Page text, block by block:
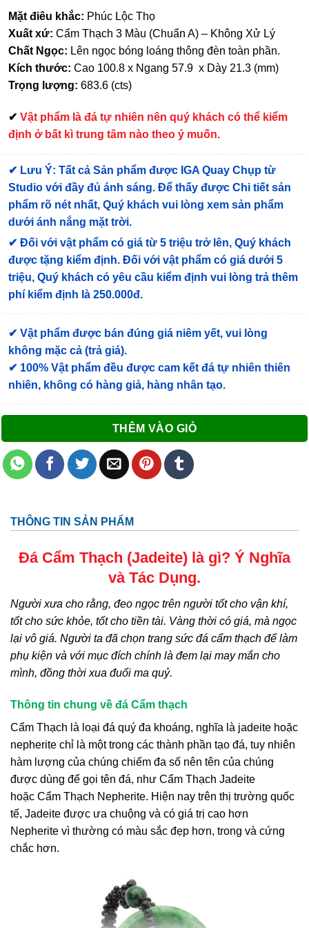
Mặt điêu khắc: Phúc Lộc Thọ
Xuất xứ: Cẩm Thạch 3 Màu (Chuẩn A) – Không Xử Lý
Chất Ngọc: Lên ngọc bóng loáng thông đèn toàn phần.
Kích thước: Cao 100.8 x Ngang 57.9 x Dày 21.3 (mm)
Trọng lượng: 683.6 (cts)
✔ Vật phẩm là đá tự nhiên nên quý khách có thể kiểm
định ở bất kì trung tâm nào theo ý muốn.
✔ Lưu Ý: Tất cả Sản phẩm được IGA Quay Chụp từ
Studio với đầy đủ ánh sáng. Để thấy được Chi tiết sản
phẩm rõ nét nhất, Quý khách vui lòng xem sản phẩm
dưới ánh nắng mặt trời.
✔ Đối với vật phẩm có giá từ 5 triệu trở lên, Quý khách
được tặng kiểm định. Đối với vật phẩm có giá dưới 5
triệu, Quý khách có yêu cầu kiểm định vui lòng trả thêm
phí kiểm định là 250.000đ.
✔ Vật phẩm được bán đúng giá niêm yết, vui lòng
không mặc cả (trả giá).
✔ 100% Vật phẩm đều được cam kết đá tự nhiên thiên
nhiên, không có hàng giả, hàng nhân tạo.
THÊM VÀO GIỎ
THÔNG TIN SẢN PHẨM
Đá Cẩm Thạch (Jadeite) là gì? Ý Nghĩa
và Tác Dụng.
Người xưa cho rằng, đeo ngọc trên người tốt cho vận khí,
tốt cho sức khỏe, tốt cho tiền tài. Vàng thời có giá, mà ngọc
lại vô giá. Người ta đã chọn trang sức đá cẩm thạch để làm
phụ kiện và với mục đích chính là đem lại may mắn cho
mình, đồng thời xua đuổi ma quỷ.
Thông tin chung về đá Cẩm thạch
Cẩm Thạch là loại đá quý đa khoáng, nghĩa là jadeite hoặc
nepherite chỉ là một trong các thành phần tạo đá, tuy nhiên
hàm lượng của chúng chiếm đa số nên tên của chúng
được dùng để gọi tên đá, như Cẩm Thạch Jadeite
hoặc Cẩm Thạch Nepherite. Hiện nay trên thị trường quốc
tế, Jadeite được ưa chuộng và có giá trị cao hơn
Nepherite vì thường có màu sắc đẹp hơn, trong và cứng
chắc hơn.